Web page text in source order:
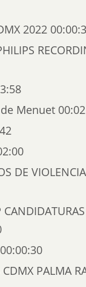
2022
Menuet
DE
PALMA